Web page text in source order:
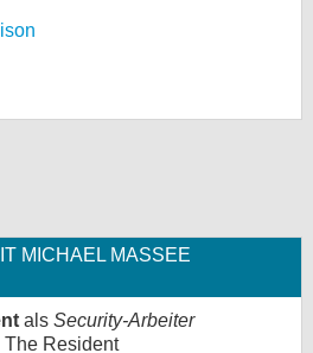
MICHAEL MASSEE
als Security-Arbeiter
Resident